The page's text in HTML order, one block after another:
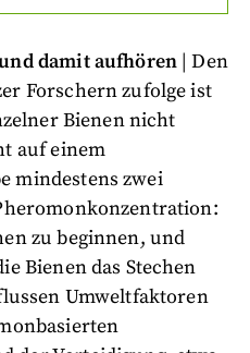
damit aufhören | Den
Forschern zufolge ist
Bienen nicht
auf einem
mindestens zwei
zu beginnen, und
Bienen das Stechen
Umweltfaktoren